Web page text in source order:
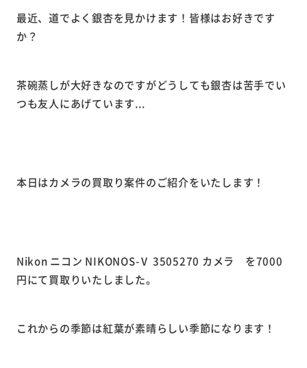
最近、道でよく銀杏を見かけます！皆様はお好きです
か？
茶碗蒸しが大好きなのですがどうしても銀杏は苦手でい
つも友人にあげています...
本日はカメラの買取り案件のご紹介をいたします！
Nikon ニコン NIKONOS-Ⅴ 3505270 カメラ を7000
円にて買取りいたしました。
これからの季節は紅葉が素晴らしい季節になります！